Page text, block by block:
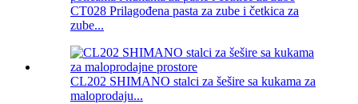
CT028 Prilagođena pasta za zube i četkica za
zube...
CL202 SHIMANO stalci za šešire sa kukama za
maloprodaju...